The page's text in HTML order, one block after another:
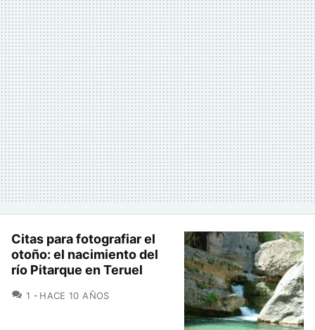
Citas para fotografiar el
otoño: el nacimiento del
río Pitarque en Teruel
1 COMENTARIOS
HACE 10 AÑOS